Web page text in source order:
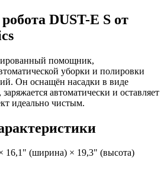
DUST-E S от
помощник,
уборки и полировки
Он оснащён насадки в виде
автоматически и оставляет
идеально чистым.
16,1" (ширина) × 19,3" (высота)